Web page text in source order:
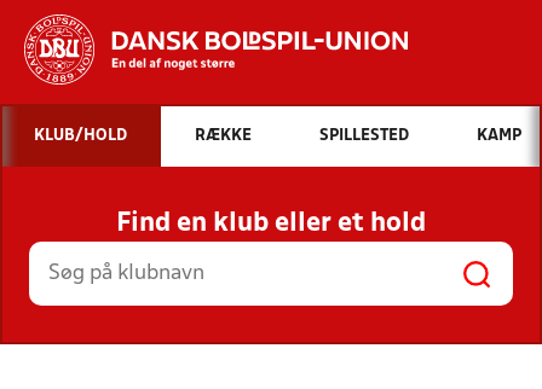
Hvad vil du søge efter?
INDHOLD OG NYHEDER
STILLINGER, RESULTATER, KLUBBER OG
HOLD
KLUB/HOLD RÆKKE SPILLESTED KAMP
Find en klub eller et hold